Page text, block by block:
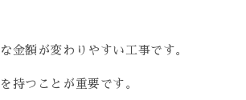
金額が変わりやすい工事です。
を持つことが重要です。